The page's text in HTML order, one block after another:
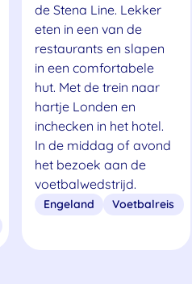
de Stena Line. Lekker
eten in een van de
restaurants en slapen
in een comfortabele
hut. Met de trein naar
hartje Londen en
inchecken in het hotel.
In de middag of avond
het bezoek aan de
voetbalwedstrijd.
Engeland Voetbalreis